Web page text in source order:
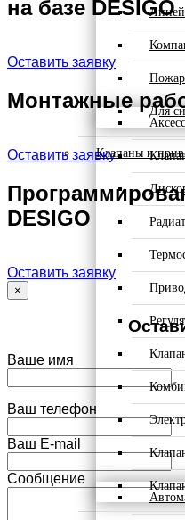
Для
Клапаны и
на базе DESIGO
Оставить заявку
Монтажные
Оставить заявку
DESIGO
Оставить заявку
×
Ваше имя
Ваш телефон
Ваш E-mail
Сообщение